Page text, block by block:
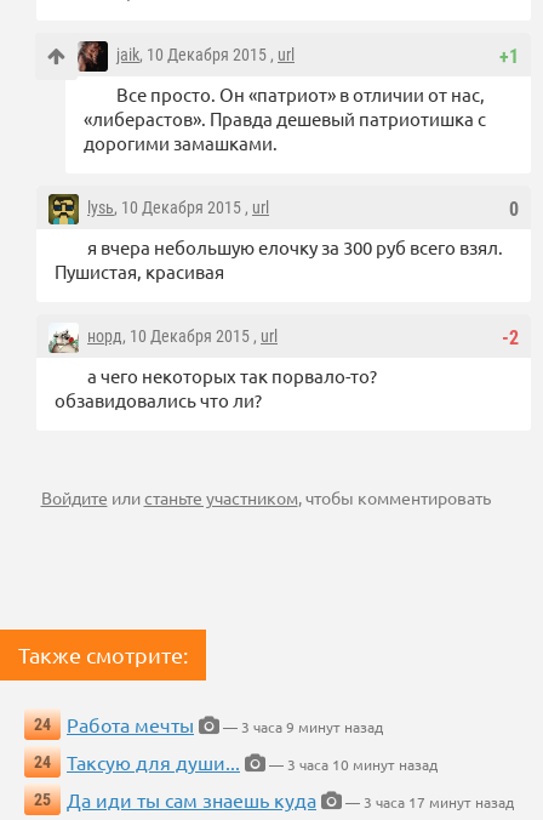
+1
jaik, 10 Декабря 2015 , url
Все просто. Он «патриот» в отличии от нас,
«либерастов». Правда дешевый патриотишка с
дорогими замашками.
0
lysь, 10 Декабря 2015 , url
я вчера небольшую елочку за 300 руб всего взял.
Пушистая, красивая
-2
норд, 10 Декабря 2015 , url
а чего некоторых так порвало-то?
обзавидовались что ли?
Войдите илистаньте участником, чтобы комментировать
Также смотрите:
24 Работа мечты
— 3 часа 9 минут назад
24
Таксую для души...
— 3 часа 10 минут назад
25
Да иди ты сам знаешь куда
— 3 часа 17 минут назад